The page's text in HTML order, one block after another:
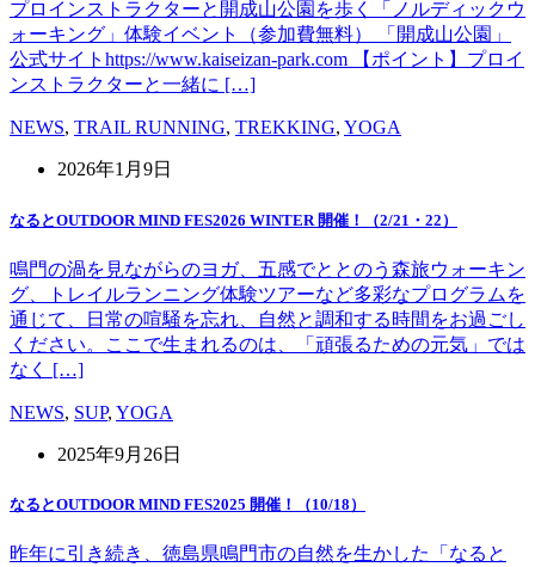
プロインストラクターと開成山公園を歩く「ノルディックウ
ォーキング」体験イベント（参加費無料） 「開成山公園」
公式サイトhttps://www.kaiseizan-park.com 【ポイント】プロイ
ンストラクターと一緒に […]
NEWS, TRAIL RUNNING, TREKKING, YOGA
2026年1月9日
なるとOUTDOOR MIND FES2026 WINTER 開催！（2/21・22）
鳴門の渦を見ながらのヨガ、五感でととのう森旅ウォーキン
グ、トレイルランニング体験ツアーなど多彩なプログラムを
通じて、日常の喧騒を忘れ、自然と調和する時間をお過ごし
ください。ここで生まれるのは、「頑張るための元気」では
なく […]
NEWS, SUP, YOGA
2025年9月26日
なるとOUTDOOR MIND FES2025 開催！（10/18）
昨年に引き続き、徳島県鳴門市の自然を生かした「なると